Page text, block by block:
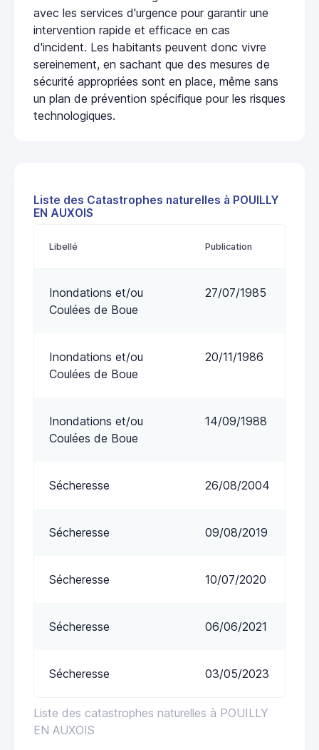
avec les services d'urgence pour garantir une
intervention rapide et efficace en cas
d'incident. Les habitants peuvent donc vivre
sereinement, en sachant que des mesures de
sécurité appropriées sont en place, même sans
un plan de prévention spécifique pour les risques
technologiques.
Liste des Catastrophes naturelles à POUILLY
EN AUXOIS
Liste des catastrophes naturelles à POUILLY
EN AUXOIS
Libellé Publication
Inondations et/ou
Coulées de Boue
27/07/1985
Inondations et/ou
Coulées de Boue
20/11/1986
Inondations et/ou
Coulées de Boue
14/09/1988
Sécheresse 26/08/2004
Sécheresse 09/08/2019
Sécheresse 10/07/2020
Sécheresse 06/06/2021
Sécheresse 03/05/2023